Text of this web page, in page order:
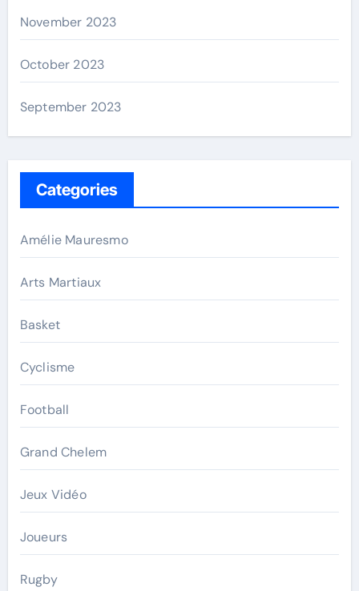
November 2023
October 2023
September 2023
Categories
Amélie Mauresmo
Arts Martiaux
Basket
Cyclisme
Football
Grand Chelem
Jeux Vidéo
Joueurs
Rugby